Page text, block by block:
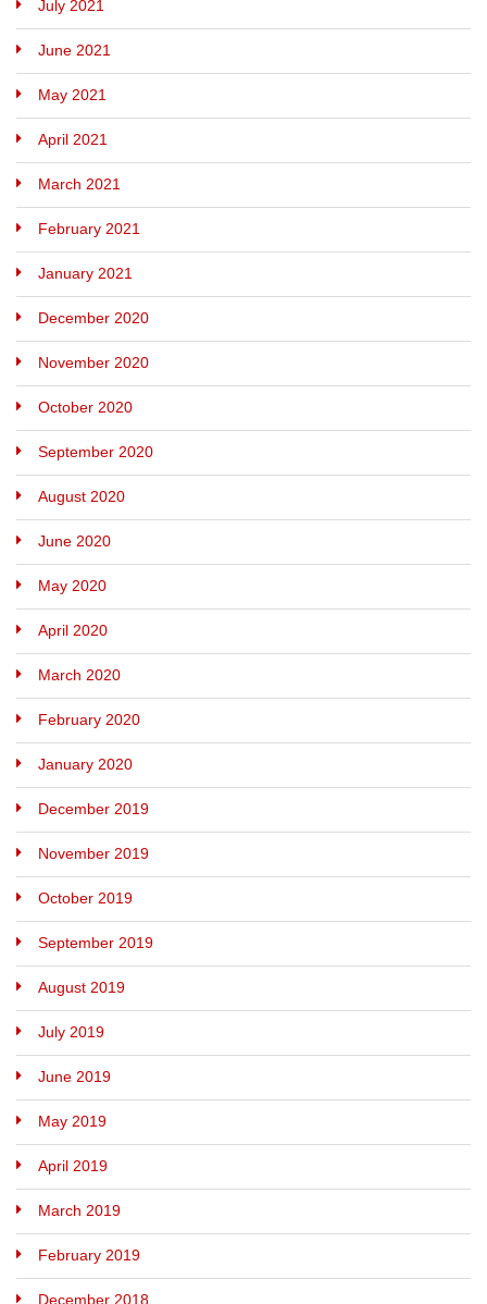
July 2021
June 2021
May 2021
April 2021
March 2021
February 2021
January 2021
December 2020
November 2020
October 2020
September 2020
August 2020
June 2020
May 2020
April 2020
March 2020
February 2020
January 2020
December 2019
November 2019
October 2019
September 2019
August 2019
July 2019
June 2019
May 2019
April 2019
March 2019
February 2019
December 2018